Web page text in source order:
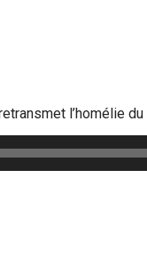
l’homélie du